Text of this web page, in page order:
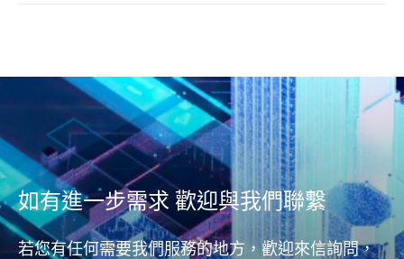
護技術(End-to-End Data
Protection)可即時偵測與更正
錯誤資料，確保主機(host)和
NAND儲存區域之間資料傳輸
的完整與正確性。不論從主機
(host)到控制器(controller)，或
從控制器(controller)到DRAM
或NAND flash快閃記憶體，皆
能完整守護資料安全。
發生
內的
術即
刷新
的健
面升級
障情
時間
方案
弈遊
達到
如有進一步需求 歡迎與我們聯繫
若您有任何需要我們服務的地方，歡迎來信詢問，